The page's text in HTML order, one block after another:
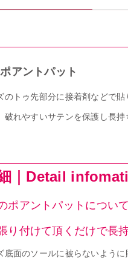
アントパット
のトゥ先部分に接着剤などで貼
破れやすいサテンを保護し長持
｜Detail
ポアントパットについ
り付けて頂くだけで長
底面のソールに被らないように